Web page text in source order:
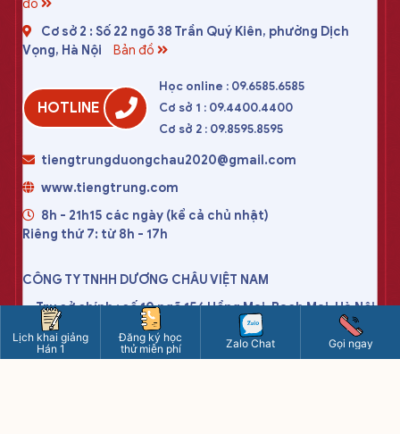
đồ
Cơ sở 2 : Số 22 ngõ 38 Trần Quý Kiên, phường Dịch
Vọng, Hà Nội
Bản đồ
HOTLINE
Học online : 09.6585.6585
Cơ sở 1 : 09.4400.4400
Cơ sở 2 : 09.8595.8595
tiengtrungduongchau2020@gmail.com
www.tiengtrung.com
8h - 21h15 các ngày (kể cả chủ nhật)
Riêng thứ 7: từ 8h - 17h
CÔNG TY TNHH DƯƠNG CHÂU VIỆT NAM
Trụ sở chính : số 10 ngõ 156 Hồng Mai, Bạch Mai, Hà Nội
Giấy phép ĐKKD : 0107780017 - cấp ngày 29/03/2017
Nơi cấp : Sở kế hoạch đầu tư thành phố Hà Nội
Lịch khai giảng
Hán 1
Đăng ký học
thử miễn phí
Zalo Chat Gọi ngay